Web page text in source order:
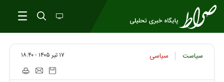
سیاست سیاسی ۱۷ تير ۱۴۰۵ - ۱۸:۴۰